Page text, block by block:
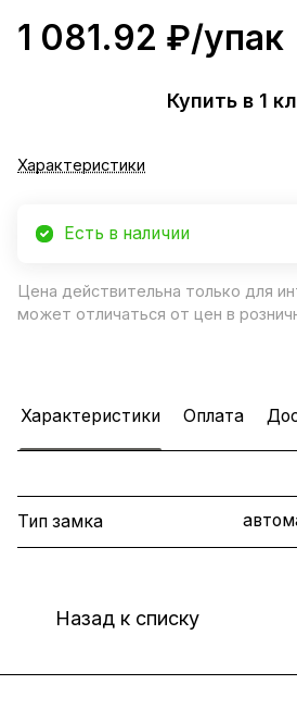
1 081.92 ₽/упак
Купить в 1
Характеристики
Есть в наличии
Цена действительна только для
может отличаться от цен в
Характеристики Оплата
Тип замка
Назад к списку